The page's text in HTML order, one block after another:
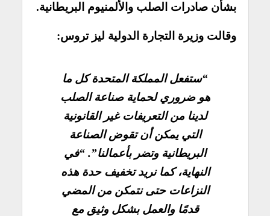
بشأن صادرات الصلب والألمنيوم البريطانية.
وقالت وزيرة التجارة الدولية ليز تروس:
“ستفعل المملكة المتحدة كل ما
هو ضروري لحماية صناعة الصلب
لدينا من التعريفات غير القانونية
التي يمكن أن تقوض الصناعة
البريطانية وتضر بأعمالنا”. “في
النهاية، كما نريد تخفيف حدة هذه
النزاعات حتى نتمكن من المضي
قدمًا والعمل بشكل وثيق مع